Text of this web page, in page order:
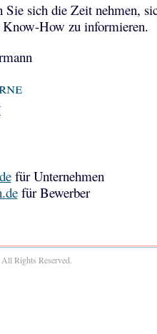
sich die Zeit nehmen,
Know-How zu informieren.
für Unternehmen
für Bewerber
Rights Reserved.